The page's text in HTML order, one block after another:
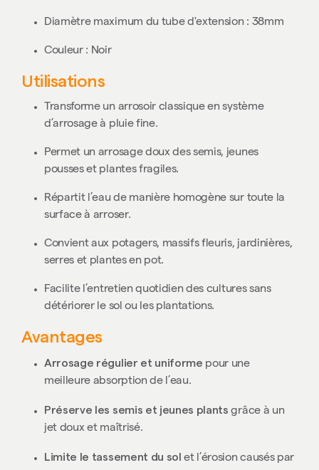
Diamètre maximum du tube d'extension : 38mm
Couleur : Noir
Utilisations
Transforme un arrosoir classique en système
d’arrosage à pluie fine.
Permet un arrosage doux des semis, jeunes
pousses et plantes fragiles.
Répartit l’eau de manière homogène sur toute la
surface à arroser.
Convient aux potagers, massifs fleuris, jardinières,
serres et plantes en pot.
Facilite l’entretien quotidien des cultures sans
détériorer le sol ou les plantations.
Avantages
Arrosage régulier et uniforme pour une
meilleure absorption de l’eau.
Préserve les semis et jeunes plants grâce à un
jet doux et maîtrisé.
Limite le tassement du sol et l’érosion causés par